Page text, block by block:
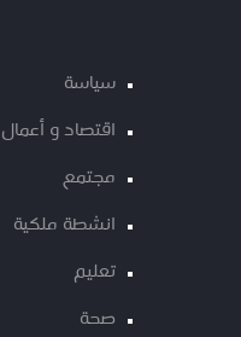
سياسة
اقتصاد و أعمال
مجتمع
انشطة ملكية
تعليم
صحة